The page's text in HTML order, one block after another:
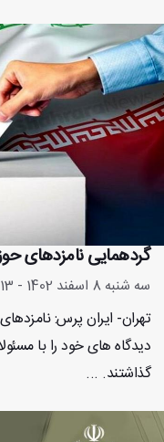
گردهمایی نامزدهای
سه شنبه 8 اسفند 1402 - 12:59:13
تهران- ایران پرس:
دیدگاه های خود را با
گذاشتند. ...